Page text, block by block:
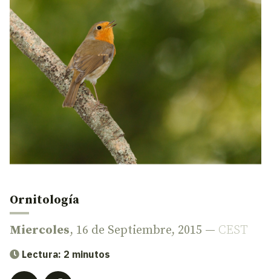
Ornitología
Miercoles, 16 de Septiembre, 2015 — CEST
Lectura: 2 minutos